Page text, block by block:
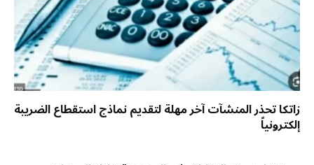
زاتكا تحذر المنشآت آخر مهلة لتقديم نماذج استقطاع الضريبة
إلكترونياً